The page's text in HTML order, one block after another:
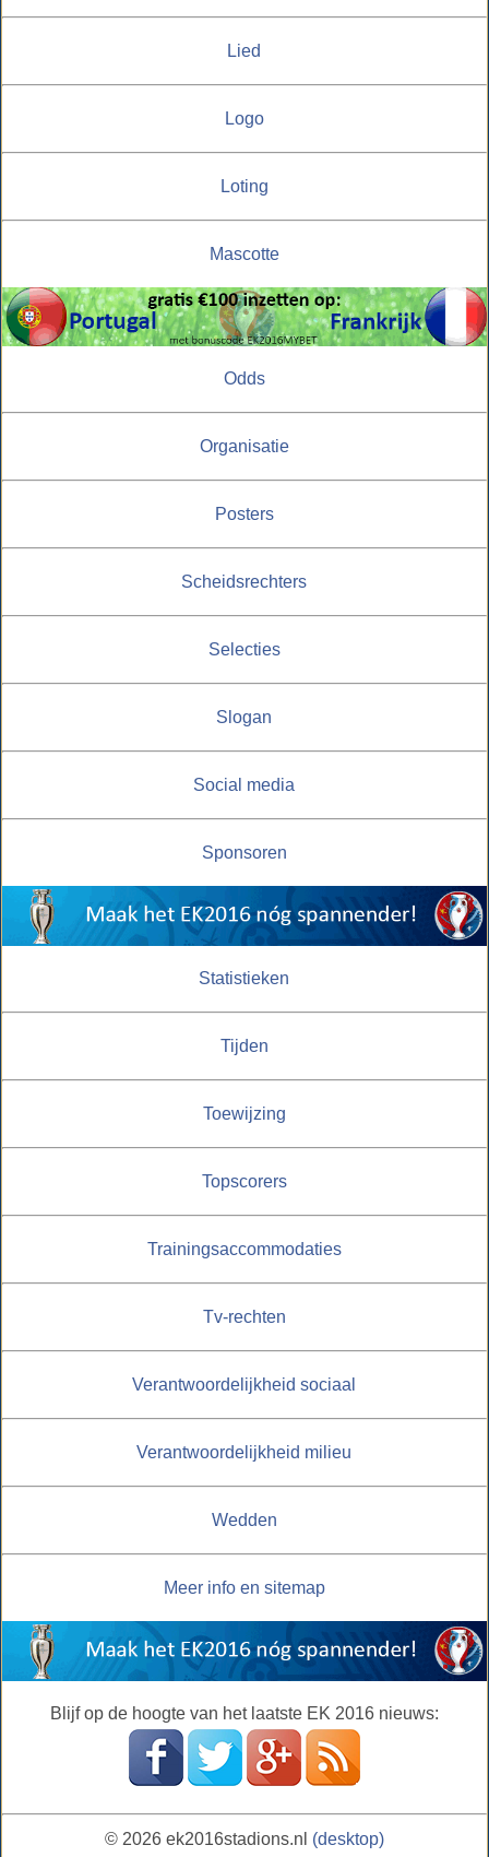
Lied
Logo
Loting
Mascotte
Odds
Organisatie
Posters
Scheidsrechters
Selecties
Slogan
Social media
Sponsoren
Statistieken
Tijden
Toewijzing
Topscorers
Trainingsaccommodaties
Tv-rechten
Verantwoordelijkheid sociaal
Verantwoordelijkheid milieu
Wedden
Meer info en sitemap
Blijf op de hoogte van het laatste EK 2016 nieuws:
© 2026 ek2016stadions.nl (desktop)